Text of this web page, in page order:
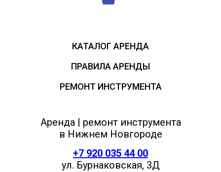
КАТАЛОГ АРЕНДА
ПРАВИЛА АРЕНДЫ
РЕМОНТ ИНСТРУМЕНТА
Аренда | ремонт инструмента
в Нижнем Новгороде
+7 920 035 44 00
ул. Бурнаковская, 3Д